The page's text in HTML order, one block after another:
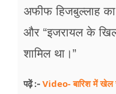
जॉब्स
शिक्षा
अफीफ हिजबुल्लाह का
और “इजरायल के
शामिल था।”
पढ़ें :- Video- बारिश में खेल